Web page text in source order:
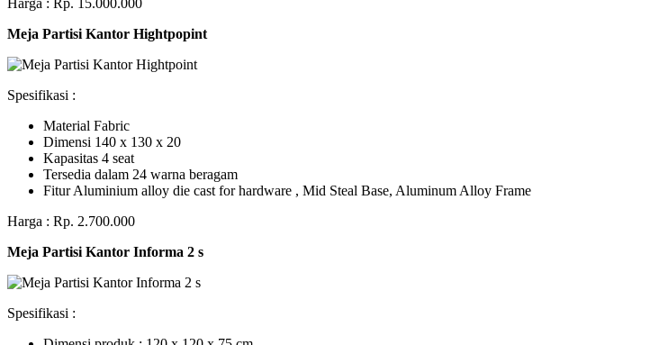
Harga : Rp. 15.000.000
Meja Partisi Kantor Hightpopint
Spesifikasi :
Material Fabric
Dimensi 140 x 130 x 20
Kapasitas 4 seat
Tersedia dalam 24 warna beragam
Fitur Aluminium alloy die cast for hardware , Mid Steal Base, Aluminum Alloy Frame
Harga : Rp. 2.700.000
Meja Partisi Kantor Informa 2 s
Spesifikasi :